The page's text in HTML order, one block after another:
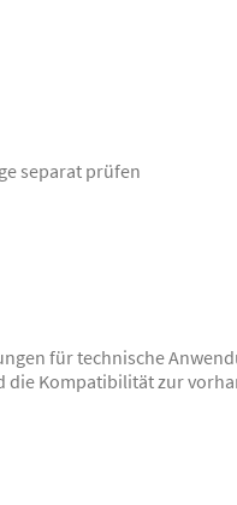
separat prüfen
für technische
Kompatibilität zur